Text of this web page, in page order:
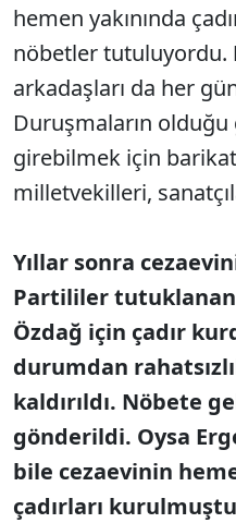
hemen yakınında
nöbetler tutuluyordu.
arkadaşları da her
Duruşmaların
girebilmek için
milletvekilleri,
Yıllar sonra
Partililer tutuklanan
Özdağ için çadır
durumdan
kaldırıldı. Nöbete
gönderildi. Oysa
bile cezaevinin
çadırları